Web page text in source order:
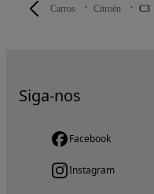
Carros Citroën C3
Siga-nos
Facebook
Instagram